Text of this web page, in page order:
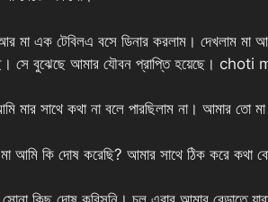
মা এক টেবিলএ বসে ডিনার করলাম। দেখলাম মা
সে বুঝেছে আমার যৌবন প্রাপ্তি হয়েছে।
মার সাথে কথা না বলে পারছিলাম না। আমার
আমি কি দোষ করেছি? আমার সাথে ঠিক করে কথা